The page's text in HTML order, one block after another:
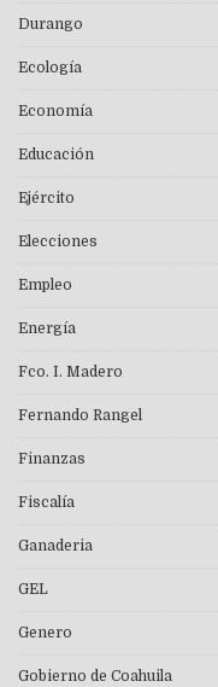
Durango
Ecología
Economía
Educación
Ejército
Elecciones
Empleo
Energía
Fco. I. Madero
Fernando Rangel
Finanzas
Fiscalía
Ganaderia
GEL
Genero
Gobierno de Coahuila